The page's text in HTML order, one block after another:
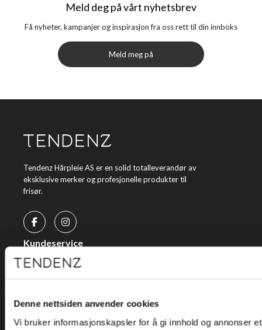
Denne nettsiden anvender cookies
Vi bruker informasjonskapsler for å gi innhold og annonser
Meld deg på vårt nyhetsbrev
Få nyheter, kampanjer og inspirasjon fra oss rett til din innboks
Meld meg på
Tendenz Hårpleie AS er en solid totalleverandør av
eksklusive merker og profesjonelle produkter til
frisør.
Kundeservice
Kjøpsvilkår
Personvern
Holtegata 26, 0355 Oslo